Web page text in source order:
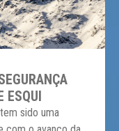
ESQUI
sido uma